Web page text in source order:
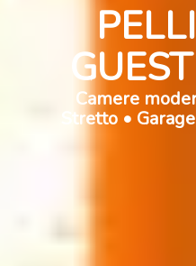
Camere
Stretto •